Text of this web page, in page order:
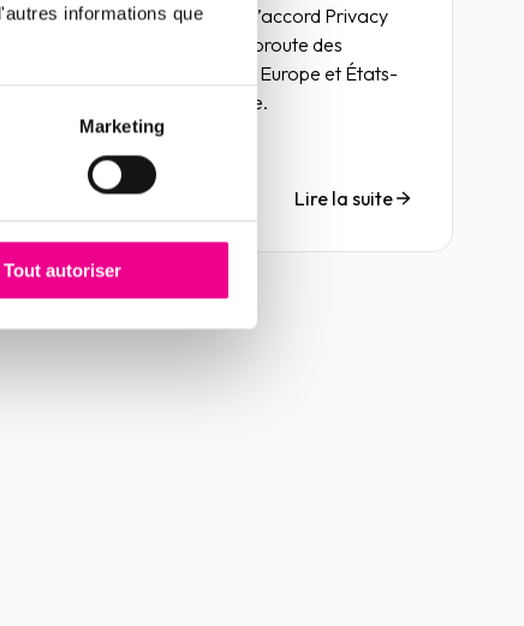
informations que
Marketing
Tout autoriser
L’arrêt Schrems II a invalidé l’accord Privacy
Shield, qui permettait à l’autoroute des
transferts de données entre Europe et États-
Unis de fonctionner. Analyse.
Lire la suite